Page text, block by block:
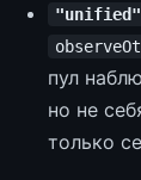
"unified"
пул
но не
только